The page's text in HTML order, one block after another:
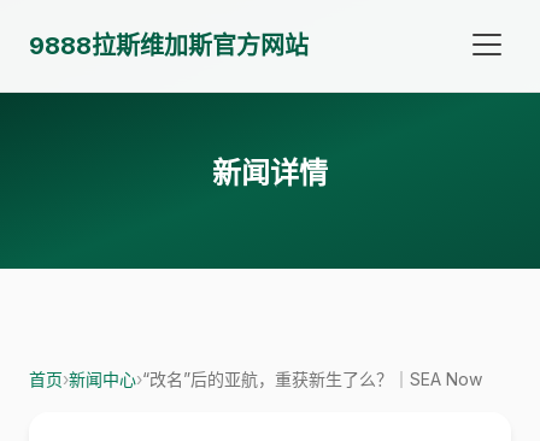
9888拉斯维加斯官方网站
新闻详情
首页›新闻中心›“改名”后的亚航，重获新生了么？｜SEA Now